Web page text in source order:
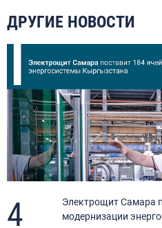
ДРУГИЕ НОВОСТИ
4
Электрощит Самара
модернизации